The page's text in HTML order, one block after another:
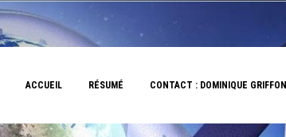
ACCUEIL RÉSUMÉ CONTACT : DOMINIQUE GRIFFON